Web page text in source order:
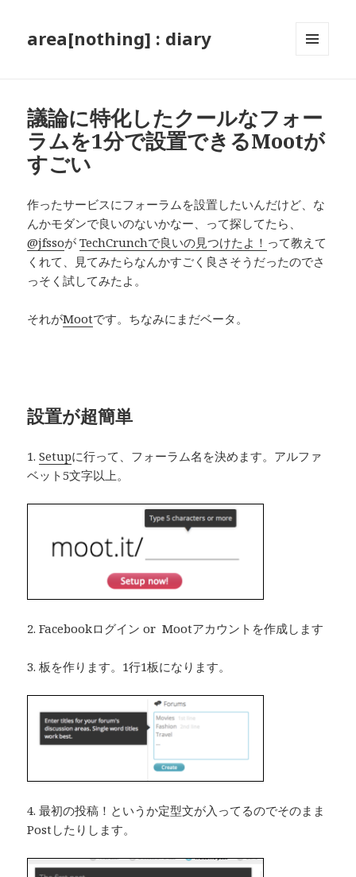
area[nothing] : diary
議論に特化したクールなフォー
ラムを1分で設置できるMootが
すごい
作ったサービスにフォーラムを設置したいんだけど、な
んかモダンで良いのないかなー、って探してたら、
@jfssoがTechCrunchで良いの見つけたよ！ って教えて
くれて、見てみたらなんかすごく良さそうだったのでさ
っそく試してみたよ。
それがMootです。ちなみにまだベータ。
設置が超簡単
1.Setupに行って、フォーラム名を決めます。アルファ
ベット5文字以上。
2. Facebookログイン or Mootアカウントを作成します
3. 板を作ります。1行1板になります。
4. 最初の投稿！というか定型文が入ってるのでそのまま
Postしたりします。